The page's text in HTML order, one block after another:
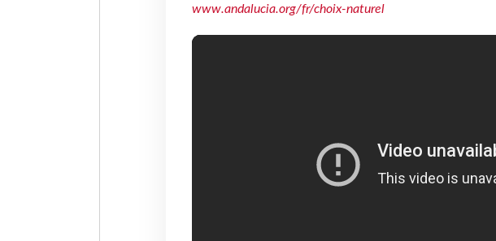
www.andalucia.org/fr/choix-naturel